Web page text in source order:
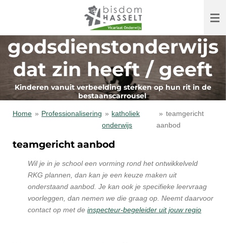
de
hoofdinhoud
godsdienstonderwijs
dat zin heeft / geeft
Kinderen vanuit verbeelding sterken op hun rit in de
bestaanscarrousel
Home » Professionalisering » katholiek
onderwijs
» teamgericht
aanbod
teamgericht aanbod
Wil je in je school een vorming rond het ontwikkelveld
RKG plannen, dan kan je een keuze maken uit
onderstaand aanbod. Je kan ook je specifieke leervraag
voorleggen, dan nemen we die graag op. Neemt daarvoor
contact op met de inspecteur-begeleider uit jouw regio